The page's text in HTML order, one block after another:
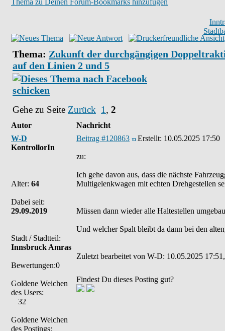
Thema zu Deinen Forum-Bookmarks hinzufügen
Thema: Zukunft der durchgängigen
auf den Linien 2 und 5
Gehe zu Seite Zurück 1 , 2
Autor
Nachricht
W-D
KontrollorIn
Alter: 64
Dabei seit:
29.09.2019
Stadt / Stadtteil:
Innsbruck Amras
Bewertungen:0
Goldene Weichen
des Users:
32
Goldene Weichen
des Postings:
Beitrag #120863 Erstellt: 10.05.2025 17:50
zu:
Ich gehe davon aus, dass die nächste
Multigelenkwagen mit echten Drehgestellen
Müssen dann wieder alle Haltestellen
Und welcher Spalt bleibt da dann bei den
Zuletzt bearbeitet von W-D: 10.05.2025
Findest Du dieses Posting gut?